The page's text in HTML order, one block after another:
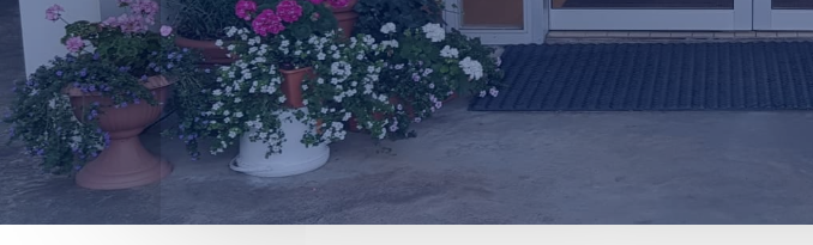

Fjarvera
